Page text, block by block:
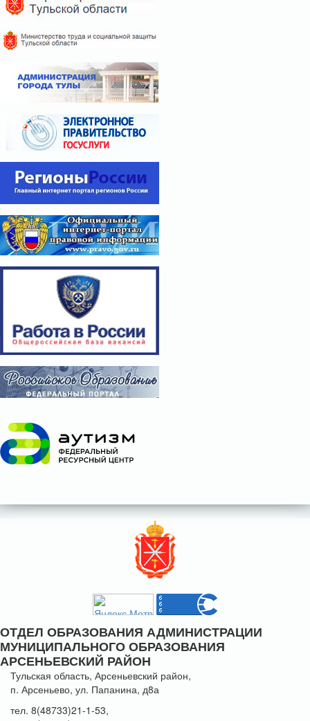
ОТДЕЛ ОБРАЗОВАНИЯ АДМИНИСТРАЦИИ
МУНИЦИПАЛЬНОГО ОБРАЗОВАНИЯ
АРСЕНЬЕВСКИЙ РАЙОН
Тульская область, Арсеньевский район,
п. Арсеньево, ул. Папанина, д8а
тел. 8(48733)21-1-53,